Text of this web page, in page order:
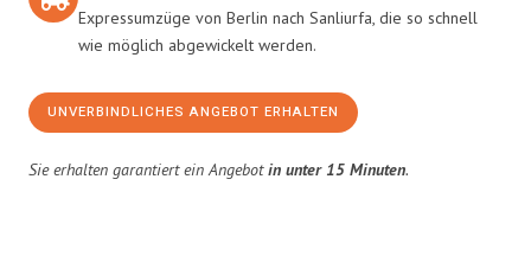
Expressumzüge von Berlin nach Sanliurfa, die so schnell
wie möglich abgewickelt werden.
UNVERBINDLICHES ANGEBOT ERHALTEN
Sie erhalten garantiert ein Angebotin unter 15 Minuten.